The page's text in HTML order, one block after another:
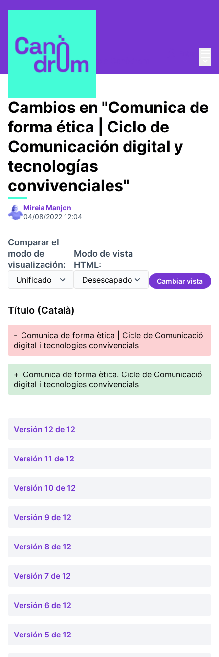
¿Quienes somos? / Escuela Canòdrom
Cambios en "Comunica de
forma ética | Ciclo de
Comunicación digital y
tecnologías
convivenciales"
Mireia Manjon
04/08/2022 12:04
Comparar el
modo de
visualización:
Modo de vista
HTML:
Cambiar vista
Título (Català)
- Comunica de forma ètica | Cicle de Comunicació
digital i tecnologies convivencials
+ Comunica de forma ètica. Cicle de Comunicació
digital i tecnologies convivencials
Versión 12 de 12
Versión 11 de 12
Versión 10 de 12
Versión 9 de 12
Versión 8 de 12
Versión 7 de 12
Versión 6 de 12
Versión 5 de 12